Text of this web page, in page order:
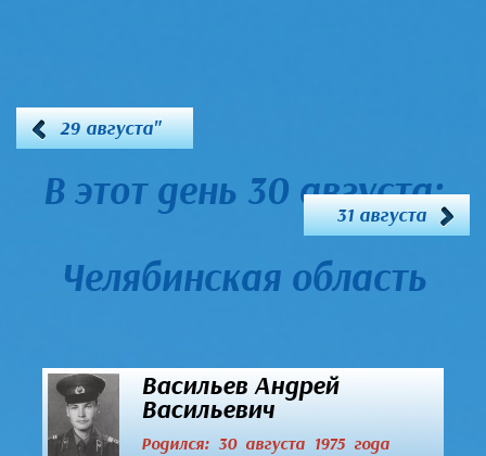
29 августа"
В этот день 30 августа:
31 августа
Челябинская область
Васильев Андрей
Васильевич
Родился: 30 августа 1975 года